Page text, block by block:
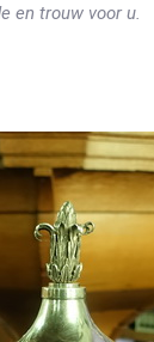
en trouw voor u.